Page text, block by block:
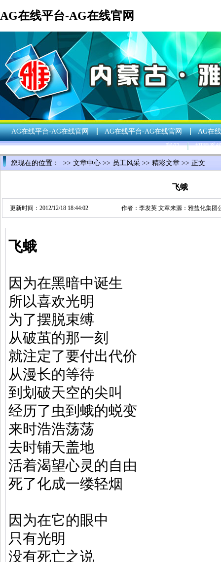
AG在线平台-AG在线官网
AG在线平台-AG在线官网 AG在线平台-AG在线官网
AG在
我们
招聘系
您现在的位置： >> 文章中心 >> 员工风采 >> 精彩文章 >> 正文
飞蛾
更新时间：2012/12/18 18:44:02 作者： 李发英文章来源： 雅盐化集团
飞蛾
因为在黑暗中诞生
所以喜欢光明
为了摆脱束缚
从破茧的那一刻
就注定了要付出代价
从漫长的等待
到划破天空的尖叫
经历了虫到蛾的蜕变
来时浩浩荡荡
去时铺天盖地
活着渴望心灵的自由
死了化成一缕轻烟
因为在它的眼中
只有光明
没有死亡之说